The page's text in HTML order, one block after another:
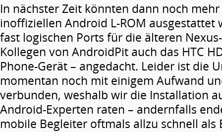
In nächster Zeit könnten dann noch
inoffiziellen Android L-ROM ausgestattet
fast logischen Ports für die älteren
Kollegen von AndroidPit auch das HTC
Phone-Gerät – angedacht. Leider ist die
momentan noch mit einigem Aufwand
verbunden, weshalb wir die Installation
Android-Experten raten – andernfalls
mobile Begleiter oftmals allzu schnell als